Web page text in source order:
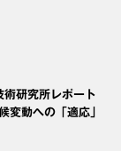
研究所レポート
動への「適応」